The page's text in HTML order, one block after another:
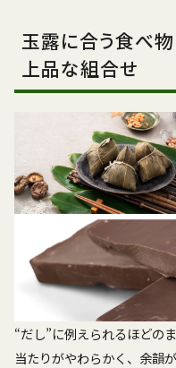
玉露に合う食べ
上品な組合せ
“だし”に例えられるほどの
当たりがやわらかく、余韻